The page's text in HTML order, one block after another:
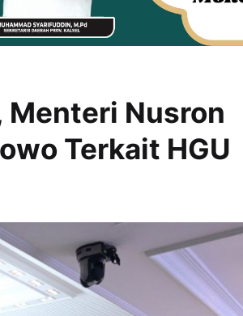
Menteri Nusron
Terkait HGU